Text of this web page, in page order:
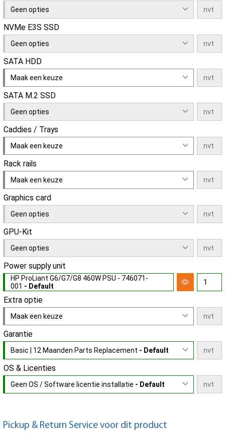
Geen opties
NVMe E3S SSD
Geen opties
SATA HDD
Maak een keuze
SATA M.2 SSD
Geen opties
Caddies / Trays
Maak een keuze
Rack rails
Maak een keuze
Graphics card
Geen opties
GPU-Kit
Geen opties
Power supply unit
HP ProLiant G6/G7/G8 460W PSU - 746071-
001 - Default
Extra optie
Maak een keuze
Garantie
Basic | 12 Maanden Parts Replacement - Default
OS & Licenties
Geen OS / Software licentie installatie - Default
Pickup & Return Service voor dit product